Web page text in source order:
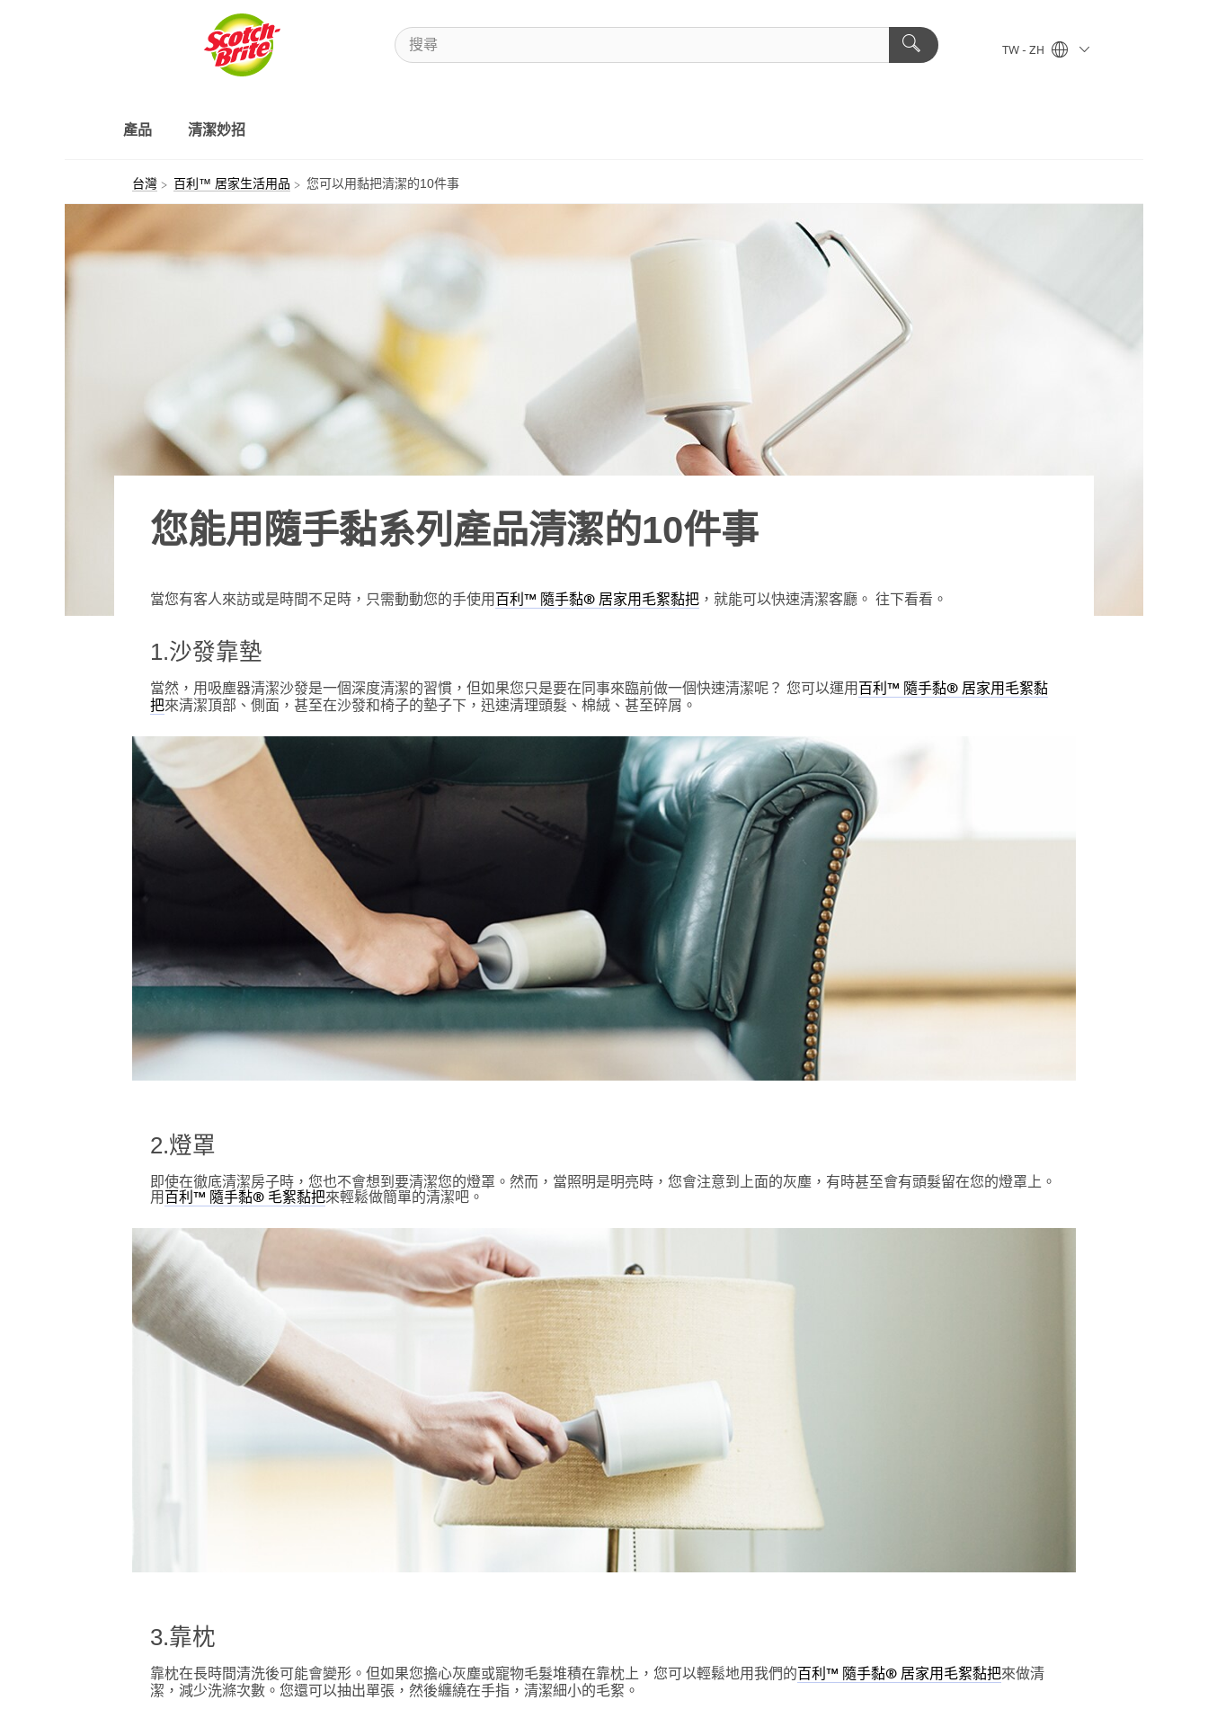
TW - ZH
產品 清潔妙招
台灣 百利™ 居家生活用品 您可以用黏把清潔的10件事
您能用隨手黏系列產品清潔的10件事
當您有客人來訪或是時間不足時，只需動動您的手使用 百利™ 隨手黏® 居家用毛絮黏把 ，就能可以快速清潔客廳。 往下看看。
1.沙發靠墊
當然，用吸塵器清潔沙發是一個深度清潔的習慣，但如果您只是要在同事來臨前做一個快速清潔呢？ 您可以運用 百利™ 隨手黏® 居家用毛絮黏
把來清潔頂部、側面，甚至在沙發和椅子的墊子下，迅速清理頭髮、棉絨、甚至碎屑。
2.燈罩
即使在徹底清潔房子時，您也不會想到要清潔您的燈罩。然而，當照明是明亮時，您會注意到上面的灰塵，有時甚至會有頭髮留在您的燈罩上。
用 百利™ 隨手黏® 毛絮黏把來輕鬆做簡單的清潔吧。
3.靠枕
靠枕在長時間清洗後可能會變形。但如果您擔心灰塵或寵物毛髮堆積在靠枕上，您可以輕鬆地用我們的百利™ 隨手黏® 居家用毛絮黏把來做清
潔，減少洗滌次數。您還可以抽出單張，然後纏繞在手指，清潔細小的毛絮。